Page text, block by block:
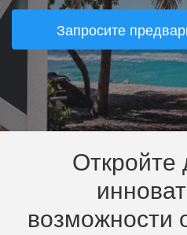
Запросите
Откройте
возможности